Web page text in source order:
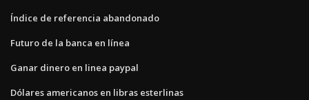
Índice de referencia abandonado
Futuro de la banca en línea
Ganar dinero en linea paypal
Dólares americanos en libras esterlinas